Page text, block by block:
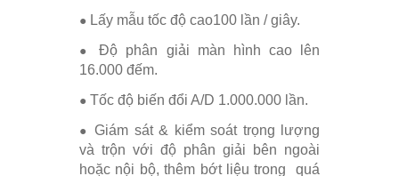
● Lấy mẫu tốc độ cao100 lần / giây.
●Độ phân giải màn hình cao lên
16.000 đếm.
● Tốc độ biến đổi A/D 1.000.000 lần.
● Giám sát & kiểm soát trọng lượng
và trộn với độ phân giải bên ngoài
hoặc nội bộ, thêm bớt liệu trong quá